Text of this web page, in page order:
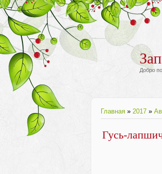
Добро
Главная » 2017 »
Гусь-